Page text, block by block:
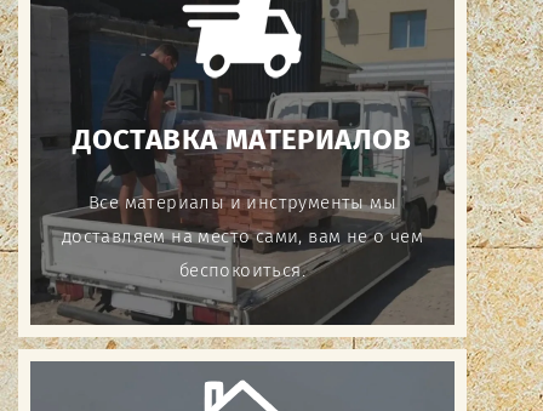
ДОСТАВКА МАТЕРИАЛОВ
Все материалы и инструменты мы
доставляем на место сами, вам не о чем
беспокоиться.